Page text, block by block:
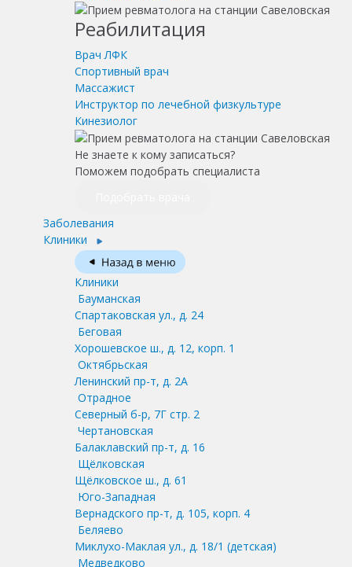
Реабилитация
Врач ЛФК
Спортивный врач
Массажист
Инструктор по лечебной физкультуре
Кинезиолог
Не знаете к кому записаться?
Поможем подобрать специалиста
Заболевания
Клиники
Клиники
Бауманская
Спартаковская ул., д. 24
Беговая
Хорошевское ш., д. 12, корп. 1
Октябрьская
Ленинский пр-т, д. 2А
Отрадное
Северный б-р, 7Г стр. 2
Чертановская
Балаклавский пр-т, д. 16
Щёлковская
Щёлковское ш., д. 61
Юго-Западная
Вернадского пр-т, д. 105, корп. 4
Беляево
Миклухо-Маклая ул., д. 18/1 (детская)
Медведково